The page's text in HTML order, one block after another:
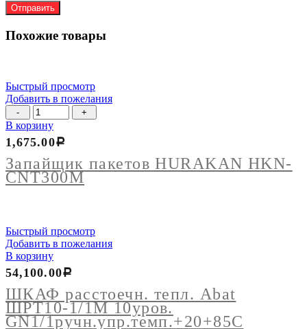
Похожие товары
Быстрый просмотр
Добавить в пожелания
Количество
товара
Запайщик
пакетов
HURAKAN
HKN-
CNT300М
В корзину
Запайщик пакетов HURAKAN HKN-
CNT300М
1,675.00Р
Быстрый просмотр
Добавить в пожелания
В корзину
ШКАФ расстоечн. тепл. Abat
ШРТ10-1/1М 10уров.
GN1/1ручн.упр.темп.+20+85С
54,100.00Р